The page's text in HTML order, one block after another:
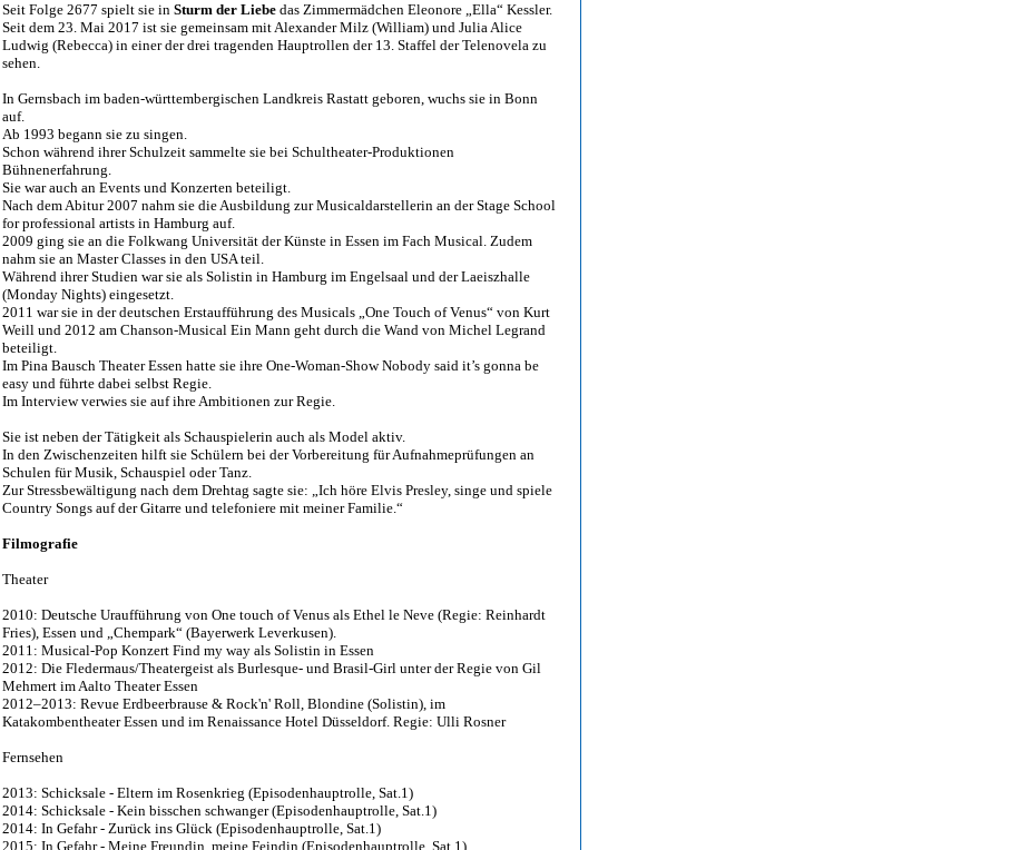
Seit Folge 2677 spielt sie in Sturm der Liebe das Zimmermädchen Eleonore „Ella“ Kessler.
Seit dem 23. Mai 2017 ist sie gemeinsam mit Alexander Milz (William) und Julia Alice
Ludwig (Rebecca) in einer der drei tragenden Hauptrollen der 13. Staffel der Telenovela zu
sehen.
In Gernsbach im baden-württembergischen Landkreis Rastatt geboren, wuchs sie in Bonn
auf.
Ab 1993 begann sie zu singen.
Schon während ihrer Schulzeit sammelte sie bei Schultheater-Produktionen
Bühnenerfahrung.
Sie war auch an Events und Konzerten beteiligt.
Nach dem Abitur 2007 nahm sie die Ausbildung zur Musicaldarstellerin an der Stage School
for professional artists in Hamburg auf.
2009 ging sie an die Folkwang Universität der Künste in Essen im Fach Musical. Zudem
nahm sie an Master Classes in den USA teil.
Während ihrer Studien war sie als Solistin in Hamburg im Engelsaal und der Laeiszhalle
(Monday Nights) eingesetzt.
2011 war sie in der deutschen Erstaufführung des Musicals „One Touch of Venus“ von Kurt
Weill und 2012 am Chanson-Musical Ein Mann geht durch die Wand von Michel Legrand
beteiligt.
Im Pina Bausch Theater Essen hatte sie ihre One-Woman-Show Nobody said it’s gonna be
easy und führte dabei selbst Regie.
Im Interview verwies sie auf ihre Ambitionen zur Regie.
Sie ist neben der Tätigkeit als Schauspielerin auch als Model aktiv.
In den Zwischenzeiten hilft sie Schülern bei der Vorbereitung für Aufnahmeprüfungen an
Schulen für Musik, Schauspiel oder Tanz.
Zur Stressbewältigung nach dem Drehtag sagte sie: „Ich höre Elvis Presley, singe und spiele
Country Songs auf der Gitarre und telefoniere mit meiner Familie.“
Filmografie
Theater
2010: Deutsche Uraufführung von One touch of Venus als Ethel le Neve (Regie: Reinhardt
Fries), Essen und „Chempark“ (Bayerwerk Leverkusen).
2011: Musical-Pop Konzert Find my way als Solistin in Essen
2012: Die Fledermaus/Theatergeist als Burlesque- und Brasil-Girl unter der Regie von Gil
Mehmert im Aalto Theater Essen
2012–2013: Revue Erdbeerbrause & Rock'n' Roll, Blondine (Solistin), im
Katakombentheater Essen und im Renaissance Hotel Düsseldorf. Regie: Ulli Rosner
Fernsehen
2013: Schicksale - Eltern im Rosenkrieg (Episodenhauptrolle, Sat.1)
2014: Schicksale - Kein bisschen schwanger (Episodenhauptrolle, Sat.1)
2014: In Gefahr - Zurück ins Glück (Episodenhauptrolle, Sat.1)
2015: In Gefahr - Meine Freundin, meine Feindin (Episodenhauptrolle, Sat.1)